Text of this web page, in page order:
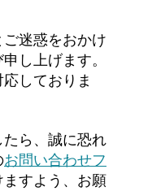
迷惑をおかけ
し上げます。
しておりま
ら、誠に恐れ
お問い合わせフ
すよう、お願